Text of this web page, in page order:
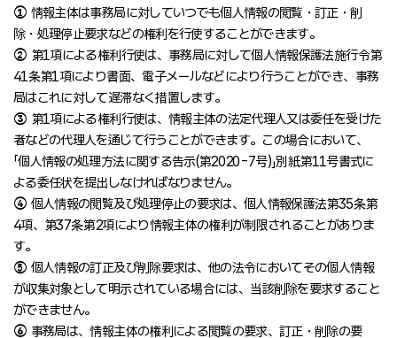
① 情報主体は事務局に対していつでも個人情報の閲覧・訂正・削
除・処理停止要求などの権利を行使することができます。
② 第1項による権利行使は、事務局に対して個人情報保護法施行令第
41条第1項により書面、電子メールなどにより行うことができ、事務
局はこれに対して遅滞なく措置します。
③ 第1項による権利行使は、情報主体の法定代理人又は委任を受けた
者などの代理人を通じて行うことができます。この場合において、
「個人情報の処理方法に関する告示(第2020-7号)」別紙第11号書式に
よる委任状を提出しなければなりません。
④ 個人情報の閲覧及び処理停止の要求は、個人情報保護法第35条第
4項、第37条第2項により情報主体の権利が制限されることがありま
す。
⑤ 個人情報の訂正及び削除要求は、他の法令においてその個人情報
が収集対象として明示されている場合には、当該削除を要求すること
ができません。
⑥ 事務局は、情報主体の権利による閲覧の要求、訂正・削除の要